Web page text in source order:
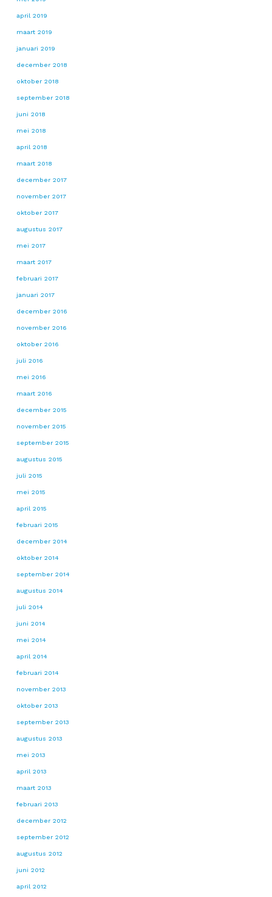
april 2019
maart 2019
januari 2019
december 2018
oktober 2018
september 2018
juni 2018
mei 2018
april 2018
maart 2018
december 2017
november 2017
oktober 2017
augustus 2017
mei 2017
maart 2017
februari 2017
januari 2017
december 2016
november 2016
oktober 2016
juli 2016
mei 2016
maart 2016
december 2015
november 2015
september 2015
augustus 2015
juli 2015
mei 2015
april 2015
februari 2015
december 2014
oktober 2014
september 2014
augustus 2014
juli 2014
juni 2014
mei 2014
april 2014
februari 2014
november 2013
oktober 2013
september 2013
augustus 2013
mei 2013
april 2013
maart 2013
februari 2013
december 2012
september 2012
augustus 2012
juni 2012
april 2012